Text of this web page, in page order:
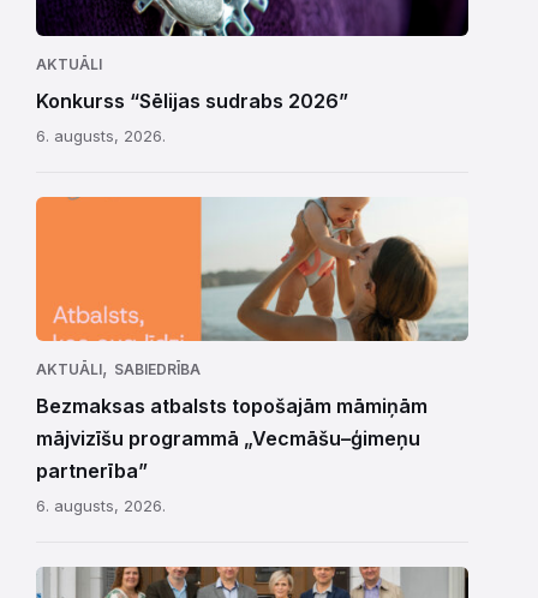
AKTUĀLI
Konkurss “Sēlijas sudrabs 2026”
6. augusts, 2026.
AKTUĀLI, SABIEDRĪBA
Bezmaksas atbalsts topošajām māmiņām
mājvizīšu programmā „Vecmāšu–ģimeņu
partnerība”
6. augusts, 2026.